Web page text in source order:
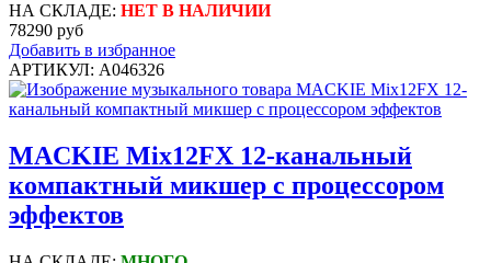
НА СКЛАДЕ: НЕТ В НАЛИЧИИ
78290 руб
Добавить в избранное
АРТИКУЛ: A046326
MACKIE Mix12FX 12-канальный
компактный микшер с процессором
эффектов